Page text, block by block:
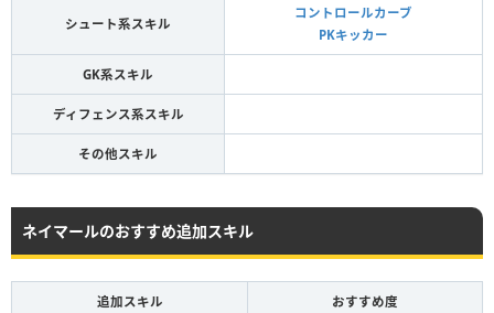
シュート系スキル
コントロールカーブ
PKキッカー
GK系スキル
ディフェンス系スキル
その他スキル
ネイマールのおすすめ追加スキル
追加スキル おすすめ度